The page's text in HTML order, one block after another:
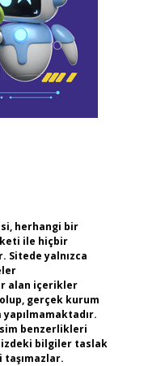
herhangi bir
ile hiçbir
Sitede yalnızca
alan içerikler
gerçek kurum
yapılmamaktadır.
benzerlikleri
bilgiler taslak